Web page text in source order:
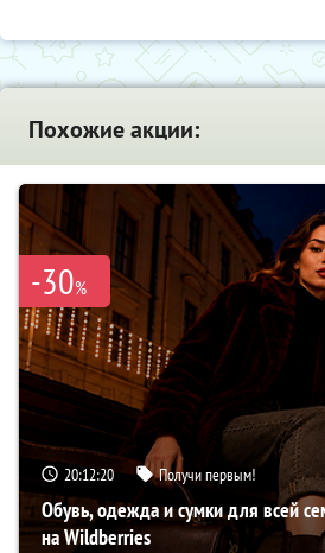
Похожие акции:
-30%
20:12:19 Получи первым!
Обувь, одежда и сумки для всей
на Wildberries